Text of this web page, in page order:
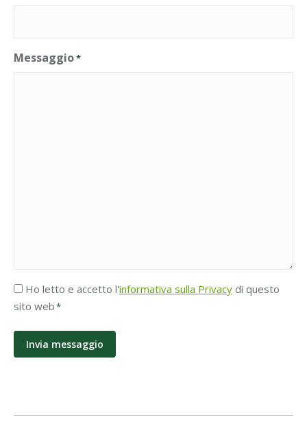
Messaggio*
Accettazione
Privacy
Ho letto e accetto l'informativa sulla Privacy di questo
sito web*